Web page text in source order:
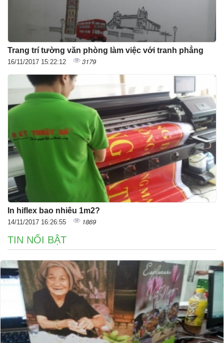
Trang trí tường văn phòng làm việc với tranh phẳng
16/11/2017 15:22:12 3179
In hiflex bao nhiêu 1m2?
14/11/2017 16:26:55 1869
TIN NỔI BẬT